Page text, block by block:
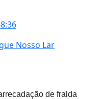
Nosso Lar
de fralda